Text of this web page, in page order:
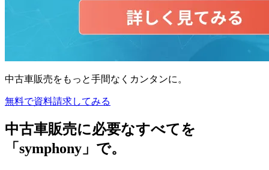
中古車販売をもっと手間なくカンタンに。
無料で資料請求してみる
中古車販売に必要なすべてを
「symphony」で。